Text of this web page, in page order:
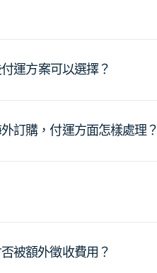
運方案可以選擇？
訂購，付運方面怎樣處理？
被額外徵收費用？